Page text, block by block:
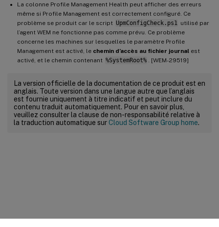
La colonne Profile Management Health peut afficher des erreurs
même si Profile Management est correctement configuré. Ce
problème se produit car le script UpmConfigCheck.ps1
utilisé par
l’agent WEM ne fonctionne pas comme prévu. Ce problème
concerne les machines sur lesquelles le paramètre Profile
Management est activé, le chemin d’accès au fichier journal est
activé, et le chemin contenant %SystemRoot% . [WEM-29519]
La version officielle de la documentation de ce produit est en
anglais. Toute version dans une langue autre que l’anglais
est fournie uniquement à titre indicatif et peut inclure du
contenu traduit automatiquement. Pour en savoir plus,
veuillez consulter la clause de non-responsabilité relative à
la traduction automatique surCloud Software Group home.